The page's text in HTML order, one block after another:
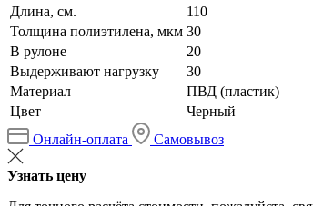
Длина, см.
110
Толщина полиэтилена, мкм 30
В рулоне
20
Выдерживают нагрузку
30
Материал
ПВД (пластик)
Цвет
Черный
Онлайн-оплата
Самовывоз
Узнать цену